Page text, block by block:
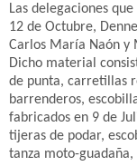
Las delegaciones
12 de Octubre,
Carlos María Naón y
Dicho material
de punta, carretillas
barrenderos,
fabricados en 9 de
tijeras de podar,
tanza moto-